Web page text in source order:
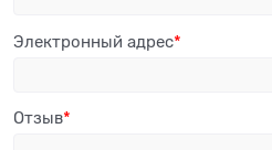
Электронный адрес
Отзыв